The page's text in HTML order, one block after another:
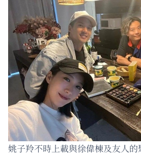
姚子羚不時上載與徐偉棟及友人的